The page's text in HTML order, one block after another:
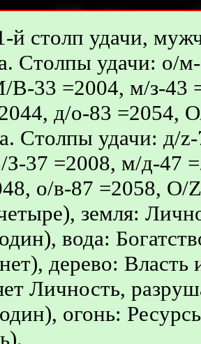
й столп удачи,
Столпы удачи: о/м-
В-33 =2004, м/з-43
д/о-83 =2054,
Столпы удачи: д/
З-37 =2008, м/д-47
о/в-87 =2058, О/
земля:
вода:
дерево:
Личность,
огонь: